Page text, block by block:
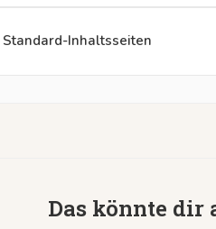
Inhaltsseiten
Das könnte dir